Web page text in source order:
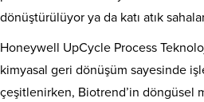
dönüştürülüyor ya da katı atık
Honeywell UpCycle Process
kimyasal geri dönüşüm sayesinde
çeşitlenirken, Biotrend’in döngüsel